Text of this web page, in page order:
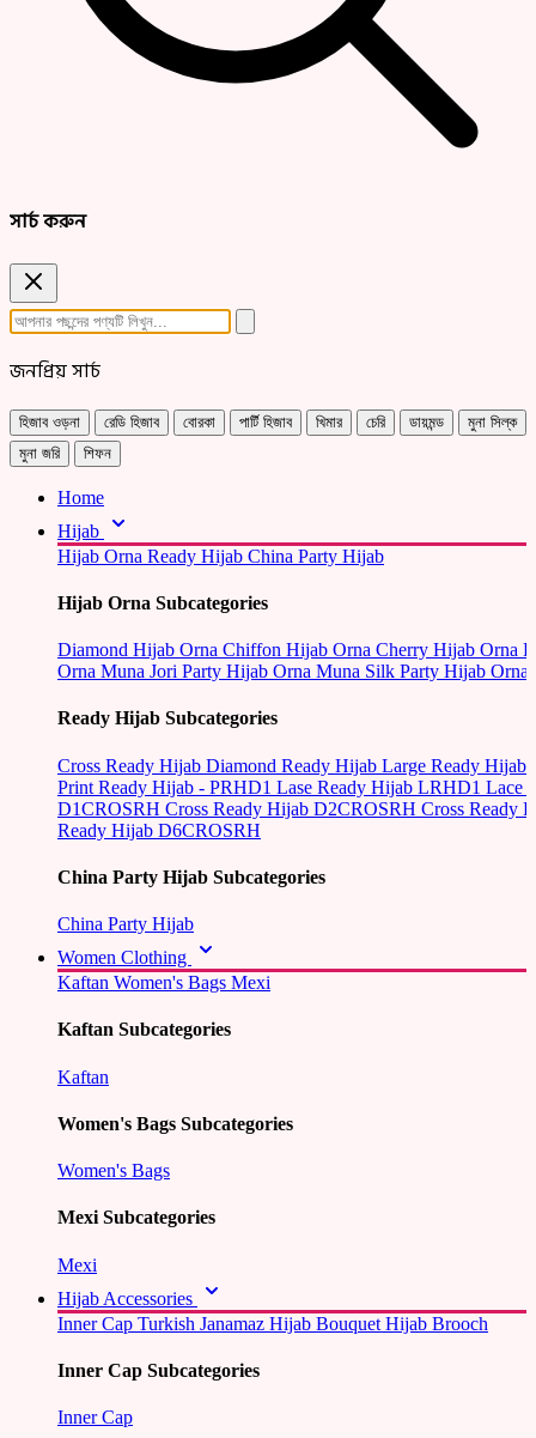
সার্চ করুন
জনপ্রিয় সার্চ
হিজাব ওড়না রেডি হিজাব বোরকা পার্টি হিজাব খিমার চেরি ডায়মন্ড
মুনা সিল্ক
মুনা জরি
শিফন
Home
Hijab
Hijab Orna Ready Hijab China Party Hijab
Hijab Orna Subcategories
Diamond Hijab Orna Chiffon Hijab Orna Cherry Hijab Orna
Orna Muna Jori Party Hijab Orna Muna Silk Party Hijab Orna
Ready Hijab Subcategories
Cross Ready Hijab Diamond Ready Hijab Large Ready Hijab
Print Ready Hijab - PRHD1 Lase Ready Hijab LRHD1 Lace
D1CROSRH Cross Ready Hijab D2CROSRH Cross Ready
Ready Hijab D6CROSRH
China Party Hijab Subcategories
China Party Hijab
Women Clothing
Kaftan Women's Bags Mexi
Kaftan Subcategories
Kaftan
Women's Bags Subcategories
Women's Bags
Mexi Subcategories
Mexi
Hijab Accessories
Inner Cap Turkish Janamaz Hijab Bouquet Hijab Brooch
Inner Cap Subcategories
Inner Cap